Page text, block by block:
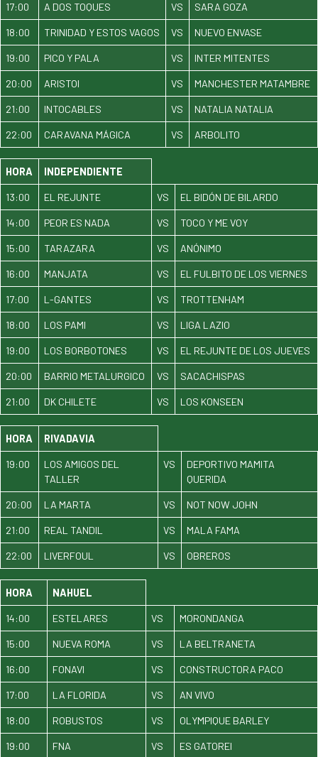
17:00 A DOS TOQUES VS SARA GOZA
18:00 TRINIDAD Y ESTOS VAGOS VS NUEVO ENVASE
19:00 PICO Y PALA VS INTER MITENTES
20:00 ARISTOI VS MANCHESTER MATAMBRE
21:00 INTOCABLES VS NATALIA NATALIA
22:00 CARAVANA MÁGICA VS ARBOLITO
HORA INDEPENDIENTE
13:00 EL REJUNTE VS EL BIDÓN DE BILARDO
14:00 PEOR ES NADA VS TOCO Y ME VOY
15:00 TARAZARA VS ANÓNIMO
16:00 MANJATA VS EL FULBITO DE LOS VIERNES
17:00 L-GANTES VS TROTTENHAM
18:00 LOS PAMI VS LIGA LAZIO
19:00 LOS BORBOTONES VS EL REJUNTE DE LOS JUEVES
20:00 BARRIO METALURGICO VS SACACHISPAS
21:00 DK CHILETE VS LOS KONSEEN
HORA RIVADAVIA
19:00
LOS AMIGOS DEL
TALLER
VS
DEPORTIVO MAMITA
QUERIDA
20:00 LA MARTA VS NOT NOW JOHN
21:00 REAL TANDIL VS MALA FAMA
22:00 LIVERFOUL VS OBREROS
HORA NAHUEL
14:00 ESTELARES VS MORONDANGA
15:00 NUEVA ROMA VS LA BELTRANETA
16:00 FONAVI VS CONSTRUCTORA PACO
17:00 LA FLORIDA VS AN VIVO
18:00 ROBUSTOS VS OLYMPIQUE BARLEY
19:00 FNA VS ES GATOREI